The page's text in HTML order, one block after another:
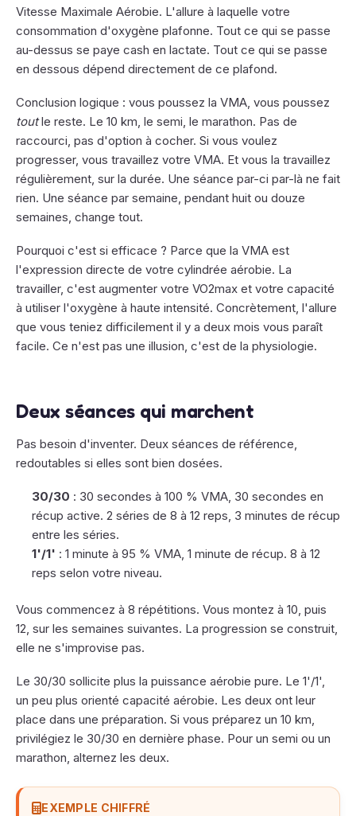
Vitesse Maximale Aérobie. L'allure à laquelle votre
consommation d'oxygène plafonne. Tout ce qui se passe
au-dessus se paye cash en lactate. Tout ce qui se passe
en dessous dépend directement de ce plafond.
Conclusion logique : vous poussez la VMA, vous poussez
toutle reste. Le 10 km, le semi, le marathon. Pas de
raccourci, pas d'option à cocher. Si vous voulez
progresser, vous travaillez votre VMA. Et vous la travaillez
régulièrement, sur la durée. Une séance par-ci par-là ne fait
rien. Une séance par semaine, pendant huit ou douze
semaines, change tout.
Pourquoi c'est si efficace ? Parce que la VMA est
l'expression directe de votre cylindrée aérobie. La
travailler, c'est augmenter votre VO2max et votre capacité
à utiliser l'oxygène à haute intensité. Concrètement, l'allure
que vous teniez difficilement il y a deux mois vous paraît
facile. Ce n'est pas une illusion, c'est de la physiologie.
Deux séances qui marchent
Pas besoin d'inventer. Deux séances de référence,
redoutables si elles sont bien dosées.
30/30 : 30 secondes à 100 % VMA, 30 secondes en
récup active. 2 séries de 8 à 12 reps, 3 minutes de récup
entre les séries.
1'/1' : 1 minute à 95 % VMA, 1 minute de récup. 8 à 12
reps selon votre niveau.
Vous commencez à 8 répétitions. Vous montez à 10, puis
12, sur les semaines suivantes. La progression se construit,
elle ne s'improvise pas.
Le 30/30 sollicite plus la puissance aérobie pure. Le 1'/1',
un peu plus orienté capacité aérobie. Les deux ont leur
place dans une préparation. Si vous préparez un 10 km,
privilégiez le 30/30 en dernière phase. Pour un semi ou un
marathon, alternez les deux.
EXEMPLE CHIFFRÉ